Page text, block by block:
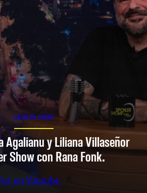
SPOILER SHOW
Agalianu y Liliana Villaseñor
Show con Rana Fonk.
en Youtube